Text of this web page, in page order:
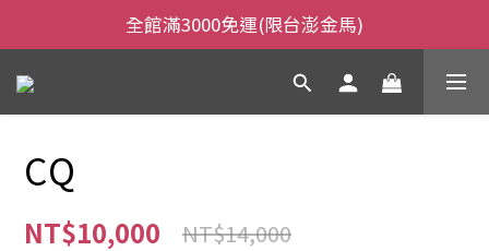
全館滿3000免運(限台澎金馬)
全館滿3000免運(限台澎金馬)
當日下午2:00前下單，當日出貨
全館滿3000免運(限台澎金馬)
CQ
NT$10,000 NT$14,000